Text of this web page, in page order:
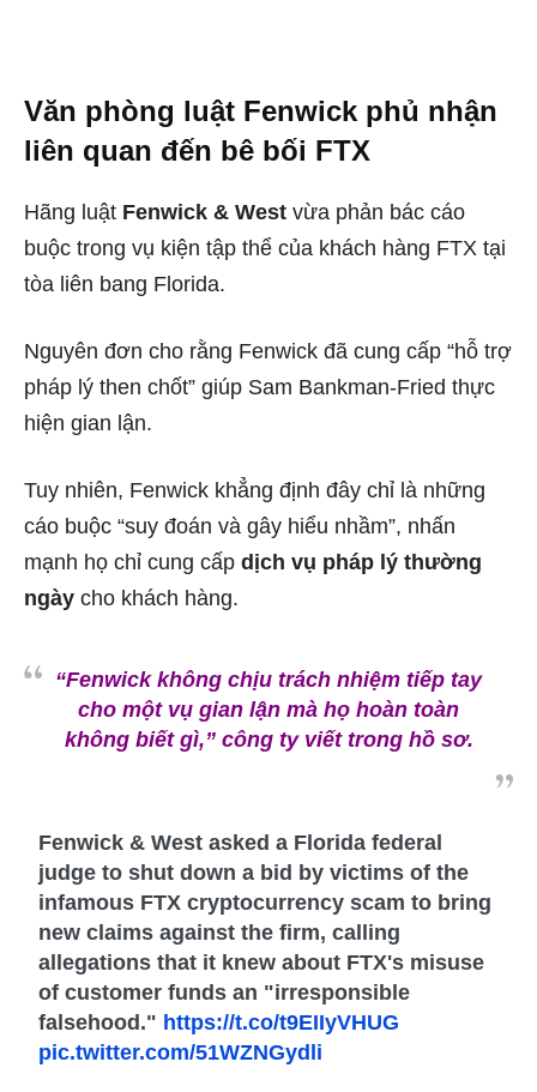
Văn phòng luật Fenwick phủ nhận
liên quan đến bê bối FTX
Hãng luật Fenwick & West vừa phản bác cáo
buộc trong vụ kiện tập thể của khách hàng FTX tại
tòa liên bang Florida.
Nguyên đơn cho rằng Fenwick đã cung cấp “hỗ trợ
pháp lý then chốt” giúp Sam Bankman-Fried thực
hiện gian lận.
Tuy nhiên, Fenwick khẳng định đây chỉ là những
cáo buộc “suy đoán và gây hiểu nhầm”, nhấn
mạnh họ chỉ cung cấp dịch vụ pháp lý thường
ngày cho khách hàng.
“Fenwick không chịu trách nhiệm tiếp tay
cho một vụ gian lận mà họ hoàn toàn
không biết gì,”công ty viết trong hồ sơ.
Fenwick & West asked a Florida federal
judge to shut down a bid by victims of the
infamous FTX cryptocurrency scam to bring
new claims against the firm, calling
allegations that it knew about FTX's misuse
of customer funds an "irresponsible
falsehood." https://t.co/t9EIIyVHUG
pic.twitter.com/51WZNGydli